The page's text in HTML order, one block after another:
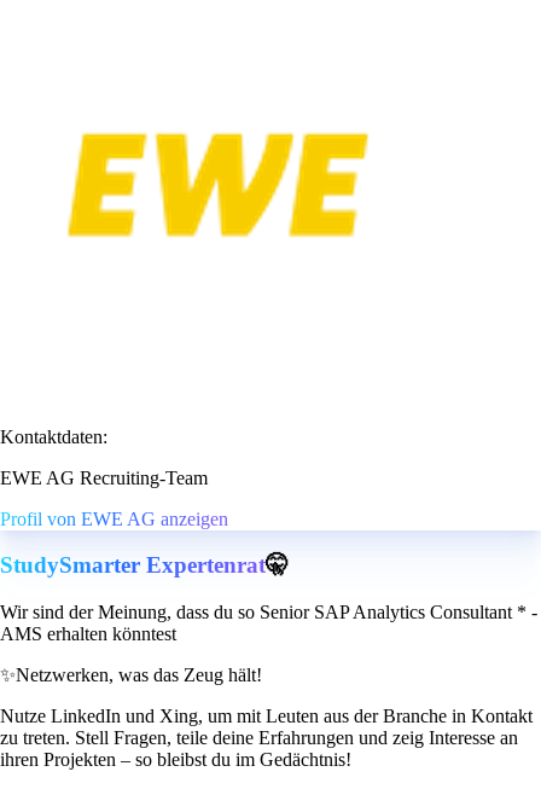
Kontaktdaten:
EWE AG Recruiting-Team
Profil von EWE AG anzeigen
StudySmarter Expertenrat🤫
Wir sind der Meinung, dass du so Senior SAP Analytics Consultant * -
AMS erhalten könntest
✨Netzwerken, was das Zeug hält!
Nutze LinkedIn und Xing, um mit Leuten aus der Branche in Kontakt
zu treten. Stell Fragen, teile deine Erfahrungen und zeig Interesse an
ihren Projekten – so bleibst du im Gedächtnis!